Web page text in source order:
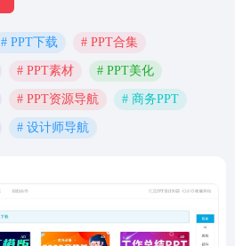
# PPT下载 # PPT合集
# PPT素材 # PPT美化
# PPT资源导航 # 商务PPT
# 设计师导航